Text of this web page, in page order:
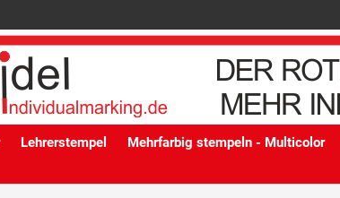
Lehrerstempel Mehrfarbig stempeln - Multicolor